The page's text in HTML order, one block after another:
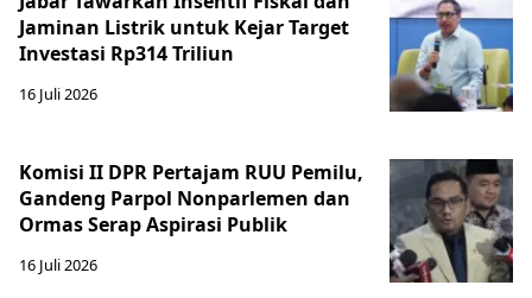
Jaminan Listrik untuk Kejar Target
Investasi Rp314 Triliun
16 Juli 2026
Komisi II DPR Pertajam RUU Pemilu,
Gandeng Parpol Nonparlemen dan
Ormas Serap Aspirasi Publik
16 Juli 2026